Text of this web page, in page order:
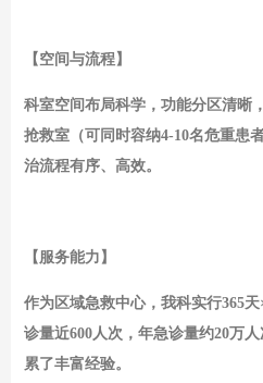
【空间与流程】
科室空间布局科学，功能分区清晰
抢救室（可同时容纳4-10名危重患
治流程有序、高效。
【服务能力】
作为区域急救中心，我科实行365
诊量近600人次，年急诊量约20万
累了丰富经验。